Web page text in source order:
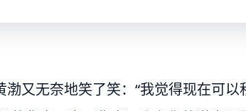
渤又无奈地笑了笑：“我觉得现在可